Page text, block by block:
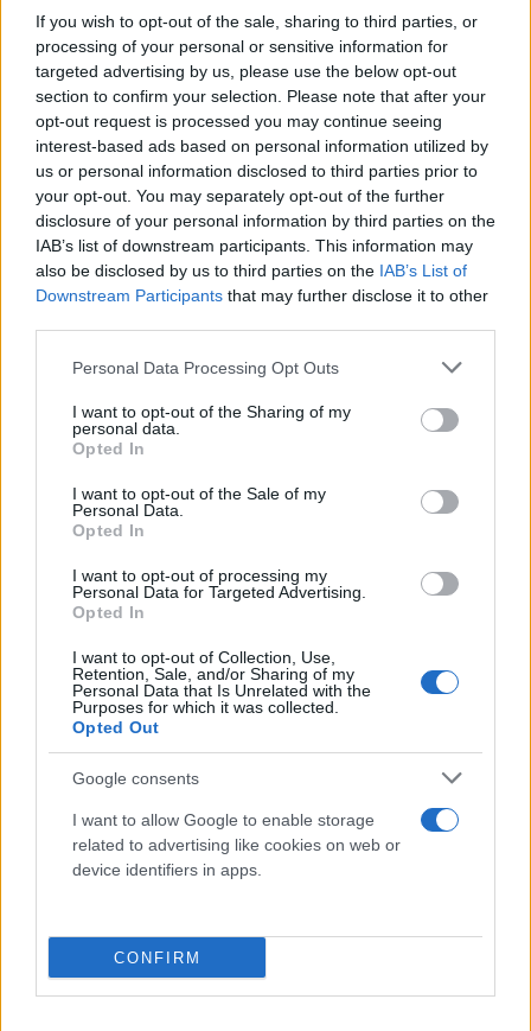
If you wish to opt-out of the sale, sharing to third parties, or
processing of your personal or sensitive information for
targeted advertising by us, please use the below opt-out
section to confirm your selection. Please note that after your
opt-out request is processed you may continue seeing
interest-based ads based on personal information utilized by
us or personal information disclosed to third parties prior to
your opt-out. You may separately opt-out of the further
disclosure of your personal information by third parties on the
IAB’s list of downstream participants. This information may
also be disclosed by us to third parties on the IAB’s List of
Downstream Participants that may further disclose it to other
Please note that this website/app uses one or more Google
not limited to your visit or usage behaviour. You may click to
grant or deny consent to Google and its third-party tags to
use your data for below specified purposes in below Google
consent section.
Personal Data Processing Opt Outs
I want to opt-out of the Sharing of my
personal data.
Opted In
I want to opt-out of the Sale of my
Personal Data.
Opted In
I want to opt-out of processing my
Personal Data for Targeted Advertising.
Opted In
I want to opt-out of Collection, Use,
Retention, Sale, and/or Sharing of my
Personal Data that Is Unrelated with the
Purposes for which it was collected.
Opted Out
Google consents
I want to allow Google to enable storage
related to advertising like cookies on web or
device identifiers in apps.
CONFIRM
βρίσκονται σήμερα δίπλα στους δικούς τους
μπαμπάδες», ανέφερε η λεζάντα.